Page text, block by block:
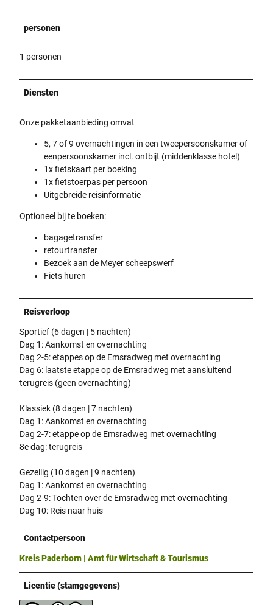
personen
1 personen
Diensten
Onze pakketaanbieding omvat
5, 7 of 9 overnachtingen in een tweepersoonskamer of
eenpersoonskamer incl. ontbijt (middenklasse hotel)
1x fietskaart per boeking
1x fietstoerpas per persoon
Uitgebreide reisinformatie
Optioneel bij te boeken:
bagagetransfer
retourtransfer
Bezoek aan de Meyer scheepswerf
Fiets huren
Reisverloop
Sportief (6 dagen | 5 nachten)
Dag 1: Aankomst en overnachting
Dag 2-5: etappes op de Emsradweg met overnachting
Dag 6: laatste etappe op de Emsradweg met aansluitend
terugreis (geen overnachting)
Klassiek (8 dagen | 7 nachten)
Dag 1: Aankomst en overnachting
Dag 2-7: etappe op de Emsradweg met overnachting
8e dag: terugreis
Gezellig (10 dagen | 9 nachten)
Dag 1: Aankomst en overnachting
Dag 2-9: Tochten over de Emsradweg met overnachting
Dag 10: Reis naar huis
Contactpersoon
Kreis Paderborn | Amt für Wirtschaft & Tourismus
Licentie (stamgegevens)